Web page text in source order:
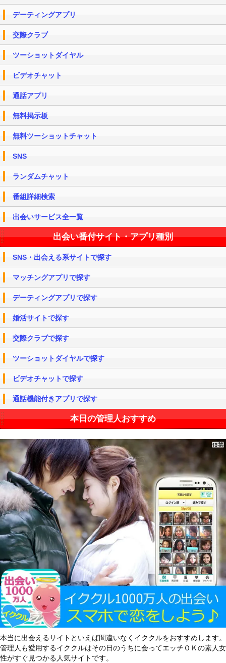
デーティングアプリ
交際クラブ
ツーショットダイヤル
ビデオチャット
通話アプリ
無料掲示板
無料ツーショットチャット
SNS
ランダムチャット
番組詳細検索
出会いサービス全一覧
出会い番付サイト・アプリ種別
SNS・出会える系サイトで探す
マッチングアプリで探す
デーティングアプリで探す
婚活サイトで探す
交際クラブで探す
ツーショットダイヤルで探す
ビデオチャットで探す
通話機能付きアプリで探す
本日の管理人おすすめ
本当に出会えるサイトといえば間違いなくイククルをおすすめします。
管理人も愛用するイククルはその日のうちに会ってエッチＯＫの素人女
性がすぐ見つかる人気サイトです。